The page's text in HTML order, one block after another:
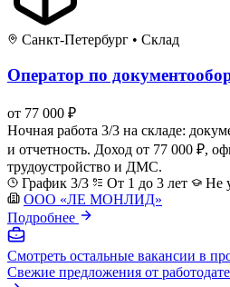
Санкт-Петербург • Склад
Оператор по
от 77 000 ₽
Ночная работа 3/3 на складе:
и отчетность. Доход от 77 000 ₽,
трудоустройство и ДМС.
График 3/3
От 1 до 3 лет
Не
ООО «ЛЕ МОНЛИД»
Подробнее
Смотреть остальные вакансии в
Свежие предложения от